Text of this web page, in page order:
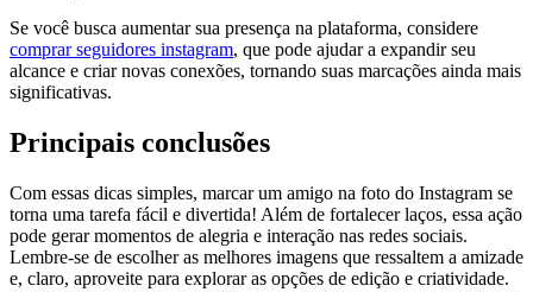
Se ‌você ⁢busca aumentar ⁣sua presença‍ na⁢ plataforma, considere
comprar seguidores instagram, que pode‍ ajudar⁤ a expandir seu
alcance⁣ e criar‍ novas conexões,⁣ tornando ‍suas ‌marcações ainda mais
significativas.
Principais conclusões
Com essas dicas ⁣simples, marcar um amigo na foto do Instagram‌ se
⁣torna uma​ tarefa fácil ‌e divertida! Além de ‌fortalecer‌ laços, essa‌ ação
pode gerar‌ momentos ​de alegria e‌ interação nas redes sociais.⁤
Lembre-se de escolher as ‌melhores ‍imagens que ressaltem a amizade
e, claro, aproveite para explorar as opções‌ de edição⁣ e criatividade.